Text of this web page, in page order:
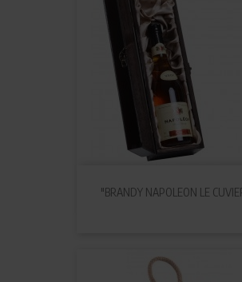
"BRANDY NAPOLEON LE